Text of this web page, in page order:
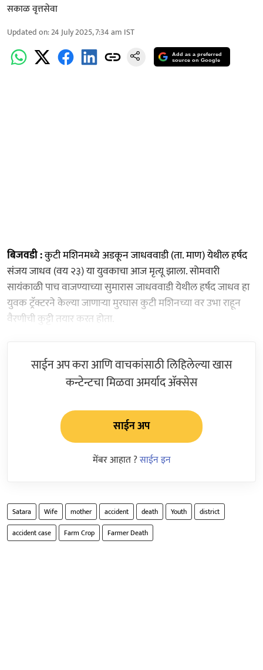
सकाळ वृत्तसेवा
Updated on:24 July 2025, 7:34 am IST
Add as a preferred
source on Google
बिजवडी :कुटी मशिनमध्ये अडकून जाधववाडी (ता. माण) येथील हर्षद
संजय जाधव (वय २३) या युवकाचा आज मृत्यू झाला. सोमवारी
सायंकाळी पाच वाजण्याच्या सुमारास जाधववाडी येथील हर्षद जाधव हा
युवक ट्रॅक्टरने केल्या जाणाऱ्या मुरघास कुटी मशिनच्या वर उभा राहून
वैरणीची कुट्टी तयार करत होता.
साईन अप करा आणि वाचकांसाठी लिहिलेल्या खास
कन्टेन्टचा मिळवा अमर्याद ॲक्सेस
साईन अप
मेंबर आहात ?साईन इन
Satara Wife mother accident death Youth
district
accident case
Farm Crop Farmer Death